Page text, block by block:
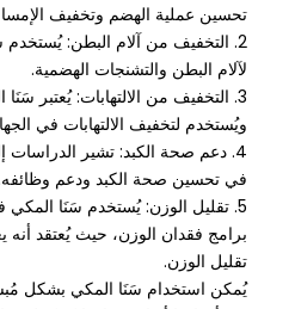
تحسين عملية الهضم وتخفيف
2. التخفيف من آلام البطن:
لآلام البطن والتشنجات الهضمية.
3. التخفيف من الالتهابات: يُعتبر سَنَا
ويُستخدم لتخفيف الالتهابات في
4. دعم صحة الكبد: تشير
في تحسين صحة الكبد ودعم
5. تقليل الوزن: يُستخدم سَنَا
برامج فقدان الوزن، حيث يُعتقد
تقليل الوزن.
يُمكن استخدام سَنَا المكي بشكل